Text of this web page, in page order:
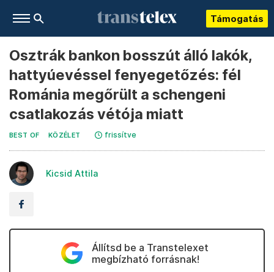
Támogatás
Osztrák bankon bosszút álló lakók,
hattyúevéssel fenyegetőzés: fél
Románia megőrült a schengeni
csatlakozás vétója miatt
BEST OF KÖZÉLET frissítve
Kicsid Attila
Állítsd be a Transtelexet
megbízható forrásnak!